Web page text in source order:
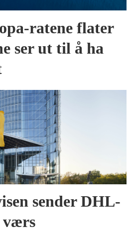
ratene flater
ser ut til å ha
sender DHL-
værs